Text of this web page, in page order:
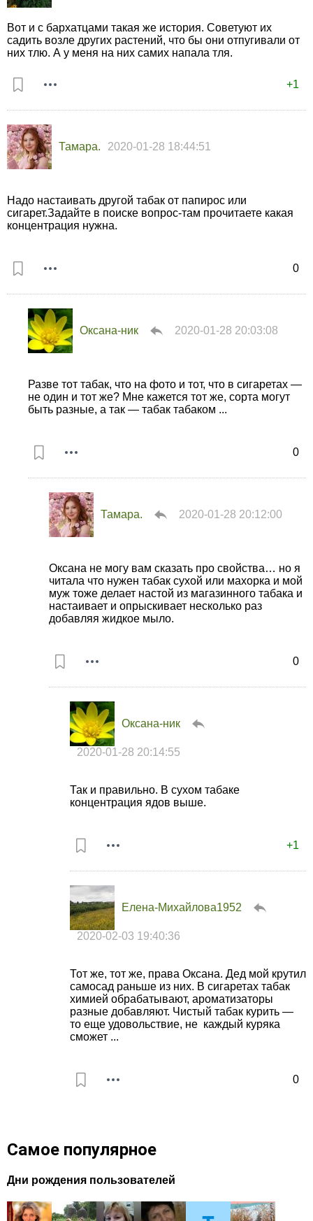
+1
Вот и с бархатцами такая же история. Советуют их
садить возле других растений, что бы они отпугивали от
них тлю. А у меня на них самих напала тля.
Тамарa. 2020-01-28 18:44:51
0
Надо настаивать другой табак от папирос или
сигарет.Задайте в поиске вопрос-там прочитаете какая
концентрация нужна.
Оксана-ник 2020-01-28 20:03:08
0
Разве тот табак, что на фото и тот, что в сигаретах —
не один и тот же? Мне кажется тот же, сорта могут
быть разные, а так — табак табаком ...
Тамарa. 2020-01-28 20:12:00
0
Оксана не могу вам сказать про свойства… но я
читала что нужен табак сухой или махорка и мой
муж тоже делает настой из магазинного табака и
настаивает и опрыскивает несколько раз
добавляя жидкое мыло.
Оксана-ник
2020-01-28 20:14:55
+1
Так и правильно. В сухом табаке
концентрация ядов выше.
Елена-Михайлова1952
2020-02-03 19:40:36
0
Тот же, тот же, права Оксана. Дед мой крутил
самосад раньше из них. В сигаретах табак
химией обрабатывают, ароматизаторы
разные добавляют. Чистый табак курить —
то еще удовольствие, не каждый куряка
сможет ...
Самое популярное
Дни рождения пользователей